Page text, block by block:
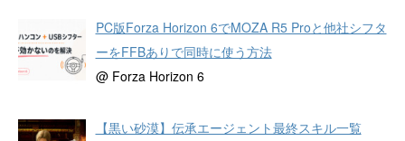
PC版Forza Horizon 6でMOZA R5 Proと他社シフタ
ーをFFBありで同時に使う方法
@ Forza Horizon 6
【黒い砂漠】伝承エージェント最終スキル一覧